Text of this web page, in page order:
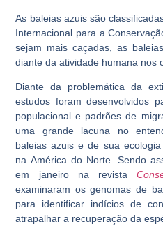
As baleias azuis são
Internacional para a
sejam mais caçadas, as
diante da atividade humana nos
Diante da problemática da
estudos foram desenvolvidos
populacional e padrões de
uma grande lacuna no
baleias azuis e de sua
na América do Norte. Sendo
em janeiro na revista
examinaram os genomas de
para identificar indícios de
atrapalhar a recuperação da